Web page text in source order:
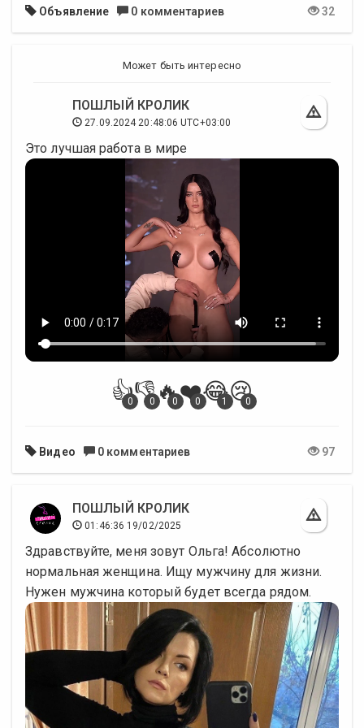
Объявление 0 комментариев 32
Может быть интересно
ПОШЛЫЙ КРОЛИК
27.09.2024 20:48:06 UTC+03:00
Это лучшая работа в мире
👍
0👎
0🔥
0❤️
0😂
1 😢
0
Видео 0 комментариев 97
ПОШЛЫЙ КРОЛИК
01:46:36 19/02/2025
Здравствуйте, меня зовут Ольга! Абсолютно
нормальная женщина. Ищу мужчину для жизни.
Нужен мужчина который будет всегда рядом.